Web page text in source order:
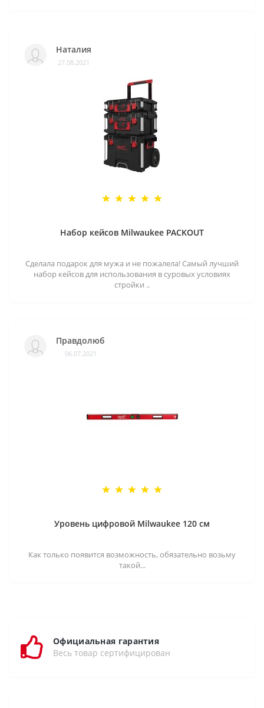
Наталия
27.08.2021
Набор кейсов Milwaukee PACKOUT
Сделала подарок для мужа и не пожалела! Самый лучший
набор кейсов для использования в суровых условиях
стройки ..
Правдолюб
06.07.2021
Уровень цифровой Milwaukee 120 см
Как только появится возможность, обязательно возьму
такой...
Официальная гарантия
Весь товар сертифицирован